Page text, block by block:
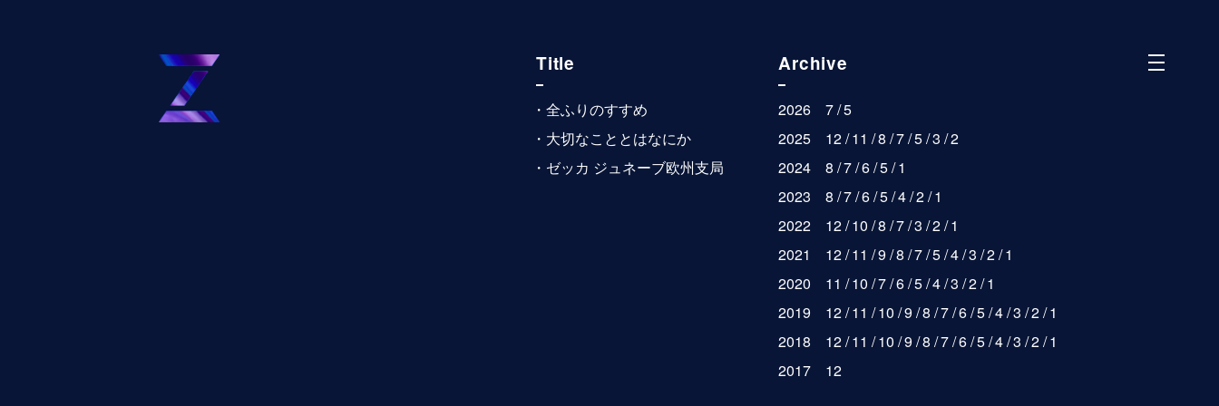
Title
全ふりのすすめ
大切なこととはなにか
ゼッカ ジュネーブ欧州支局
Archive
2026 7 5
2025
12 11 8 7 5 3 2
2024
8 7 6 5 1
2023
8 7 6 5 4 2 1
2022
12 10 8 7 3 2 1
2021
12 11 9 8 7 5 4 3 2 1
2020
11 10 7 6 5 4 3 2 1
2019
12 11 10 9 8 7 6 5 4 3 2 1
2018
12 11 10 9 8 7 6 5 4 3 2 1
2017
12